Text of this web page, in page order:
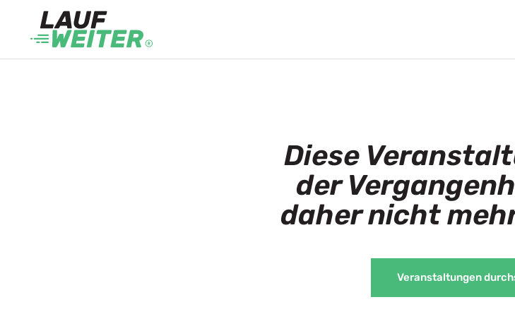
Diese
der
daher nicht
Veranstaltungen